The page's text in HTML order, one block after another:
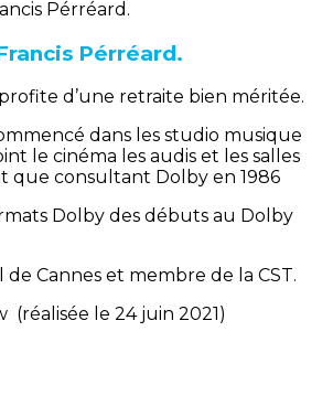
Pérréard.
d’une retraite bien méritée.
dans les studio musique
le cinéma les audis et les salles
que consultant Dolby en 1986
Dolby des débuts au Dolby
Cannes et membre de la CST.
(réalisée le 24 juin 2021)